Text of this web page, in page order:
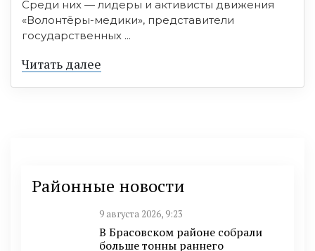
Среди них — лидеры и активисты движения
«Волонтёры-медики», представители
государственных ...
Читать далее
Районные новости
9 августа 2026, 9:23
В Брасовском районе собрали
больше тонны раннего